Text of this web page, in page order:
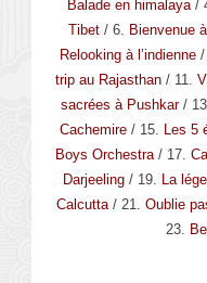
Balade en himalaya /
Tibet/ 6. Bienvenue
Relooking à l’indienne/
trip au Rajasthan / 11.
sacrées à Pushkar/ 13.
Cachemire/ 15. Les
Boys Orchestra/ 17.
Darjeeling/ 19. La
Calcutta / 21. Oublie
23.